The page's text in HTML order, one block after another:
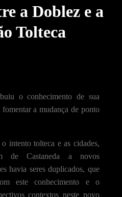
a Doblez e a
Tolteca
o conhecimento de sua
a mudança de ponto
intento tolteca e as cidades,
de Castaneda a novos
havia seres duplicados, que
este conhecimento e o
contextos neste novo